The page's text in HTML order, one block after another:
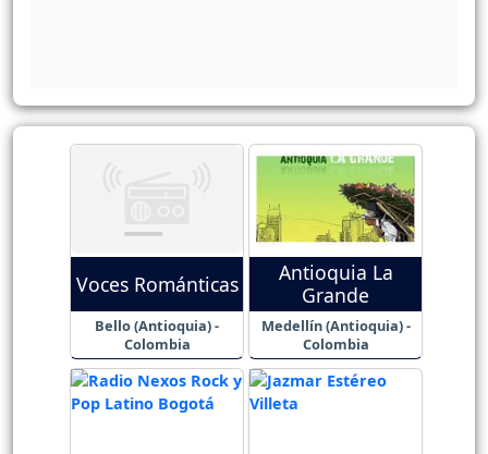
Voces Románticas
Bello (Antioquia) -
Colombia
Antioquia La
Grande
Medellín (Antioquia) -
Colombia